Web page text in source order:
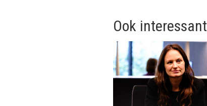
Ook interessant